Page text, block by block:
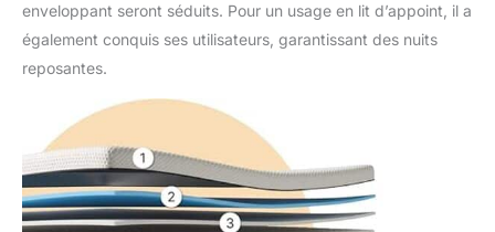
fermeté parfaite pour
toutes les positions de
long terme : Nos
matelas sont livrés
dans un emballage
sous vide pour plus de
commodité. Profitez
enveloppant seront séduits. Pour un usage en lit d’appoint, il a
également conquis ses utilisateurs, garantissant des nuits
reposantes.